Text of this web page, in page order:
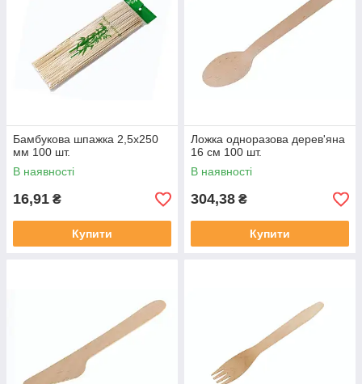
Бамбукова шпажка 2,5х250
мм 100 шт.
В наявності
16,91 ₴
Купити
Ложка одноразова дерев'яна
16 см 100 шт.
В наявності
304,38 ₴
Купити